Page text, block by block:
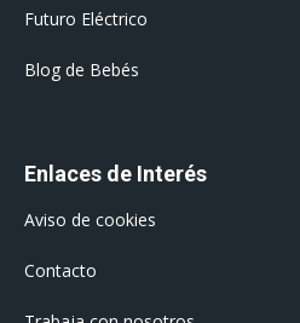
Futuro Eléctrico
Blog de Bebés
Enlaces de Interés
Aviso de cookies
Contacto